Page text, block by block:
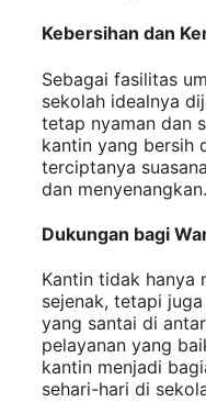
Kebersihan dan
Sebagai fasilitas
sekolah idealnya
tetap nyaman dan
kantin yang bersih
terciptanya
dan menyenangkan.
Dukungan bagi
Kantin tidak hanya
sejenak, tetapi
yang santai di
pelayanan yang
kantin menjadi
sehari-hari di